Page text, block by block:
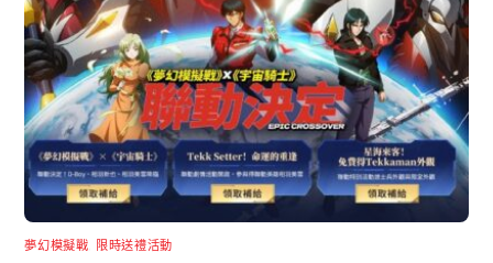
夢幻模擬戰 限時送禮活動